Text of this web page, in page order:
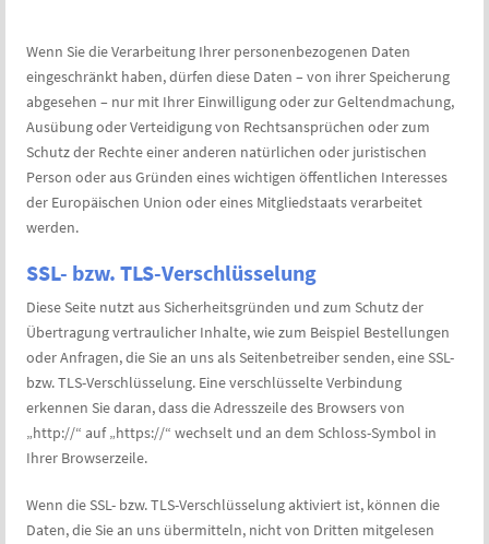
Wenn Sie die Verarbeitung Ihrer personenbezogenen Daten
eingeschränkt haben, dürfen diese Daten – von ihrer Speicherung
abgesehen – nur mit Ihrer Einwilligung oder zur Geltendmachung,
Ausübung oder Verteidigung von Rechtsansprüchen oder zum
Schutz der Rechte einer anderen natürlichen oder juristischen
Person oder aus Gründen eines wichtigen öffentlichen Interesses
der Europäischen Union oder eines Mitgliedstaats verarbeitet
werden.
SSL- bzw. TLS-Verschlüsselung
Diese Seite nutzt aus Sicherheitsgründen und zum Schutz der
Übertragung vertraulicher Inhalte, wie zum Beispiel Bestellungen
oder Anfragen, die Sie an uns als Seitenbetreiber senden, eine SSL-
bzw. TLS-Verschlüsselung. Eine verschlüsselte Verbindung
erkennen Sie daran, dass die Adresszeile des Browsers von
„http://“ auf „https://“ wechselt und an dem Schloss-Symbol in
Ihrer Browserzeile.
Wenn die SSL- bzw. TLS-Verschlüsselung aktiviert ist, können die
Daten, die Sie an uns übermitteln, nicht von Dritten mitgelesen